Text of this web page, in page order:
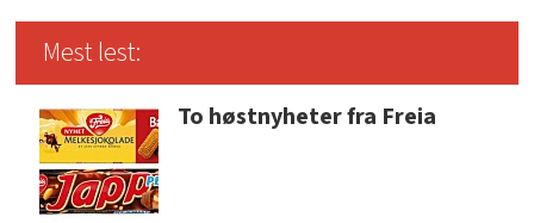
Mest lest:
To høstnyheter fra Freia